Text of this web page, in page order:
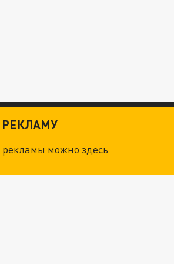
РЕКЛАМУ
рекламы можноздесь